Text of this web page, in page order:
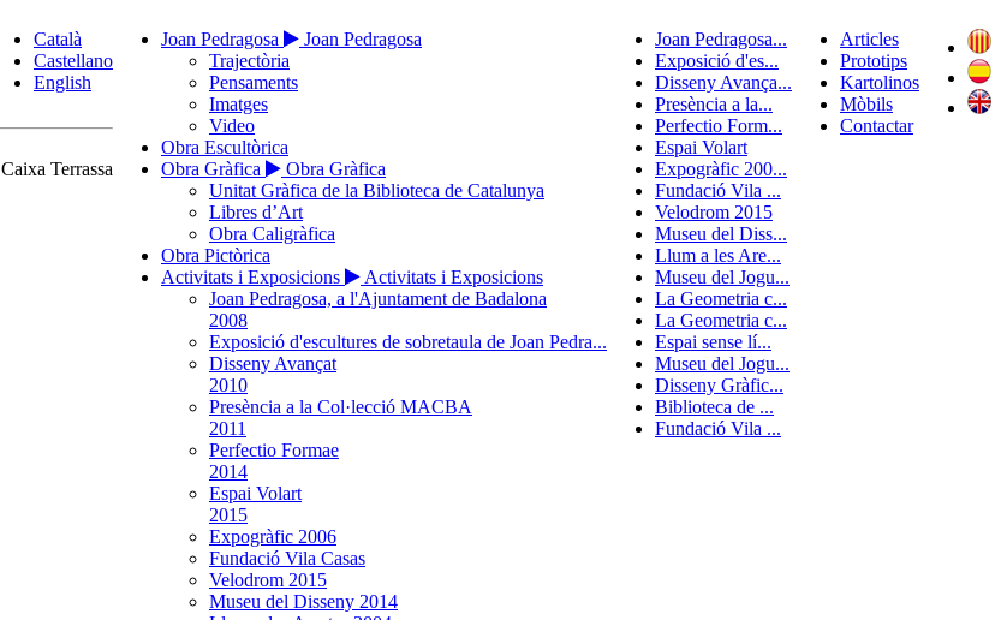
Articles
Prototips
Kartolinos
Mòbils
Contactar
Joan Pedragosa...
Exposició d'es...
Disseny Avança...
Presència a la...
Perfectio Form...
Espai Volart
Expogràfic 200...
Fundació Vila ...
Velodrom 2015
Museu del Diss...
Llum a les Are...
Museu del Jogu...
La Geometria c...
La Geometria c...
Espai sense lí...
Museu del Jogu...
Disseny Gràfic...
Biblioteca de ...
Fundació Vila ...
Joan Pedragosa
Joan Pedragosa
Trajectòria
Pensaments
Imatges
Video
Obra Escultòrica
Obra Gràfica
Obra Gràfica
Unitat Gràfica de la Biblioteca de Catalunya
Libres d’Art
Obra Caligràfica
Obra Pictòrica
Activitats i Exposicions
Activitats i Exposicions
Joan Pedragosa, a l'Ajuntament de Badalona
2008
Exposició d'escultures de sobretaula de Joan Pedra...
Disseny Avançat
2010
Presència a la Col·lecció MACBA
2011
Perfectio Formae
2014
Espai Volart
2015
Expogràfic 2006
Fundació Vila Casas
Velodrom 2015
Museu del Disseny 2014
Català
Castellano
English
Terrassa